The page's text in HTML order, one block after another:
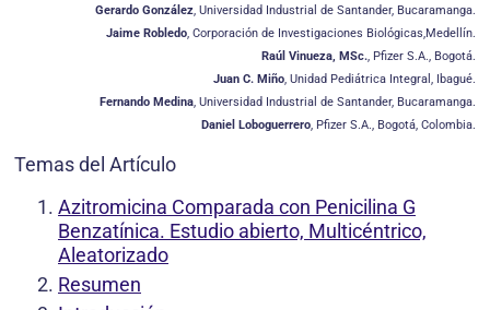
Gerardo González, Universidad Industrial de Santander, Bucaramanga.
Jaime Robledo, Corporación de Investigaciones Biológicas,Medellín.
Raúl Vinueza, MSc., Pfizer S.A., Bogotá.
Juan C. Miño, Unidad Pediátrica Integral, Ibagué.
Fernando Medina, Universidad Industrial de Santander, Bucaramanga.
Daniel Loboguerrero, Pfizer S.A., Bogotá, Colombia.
Temas del Artículo
Azitromicina Comparada con Penicilina G
Benzatínica. Estudio abierto, Multicéntrico,
Aleatorizado
Resumen